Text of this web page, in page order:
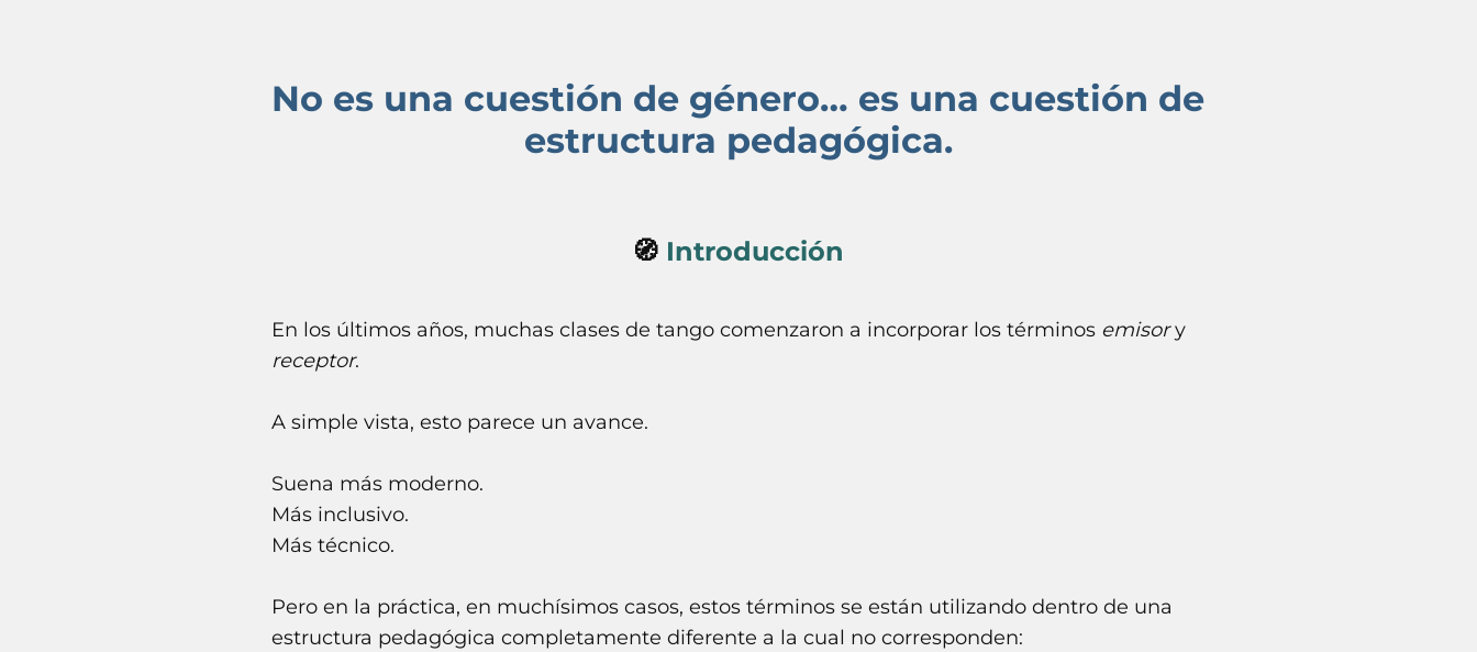
No es una cuestión de género… es una cuestión de
estructura pedagógica.
🧭 Introducción
En los últimos años, muchas clases de tango comenzaron a incorporar los términos emisory
receptor.
A simple vista, esto parece un avance.
Suena más moderno.
Más inclusivo.
Más técnico.
Pero en la práctica, en muchísimos casos, estos términos se están utilizando dentro de una
estructura pedagógica completamente diferente a la cual no corresponden: